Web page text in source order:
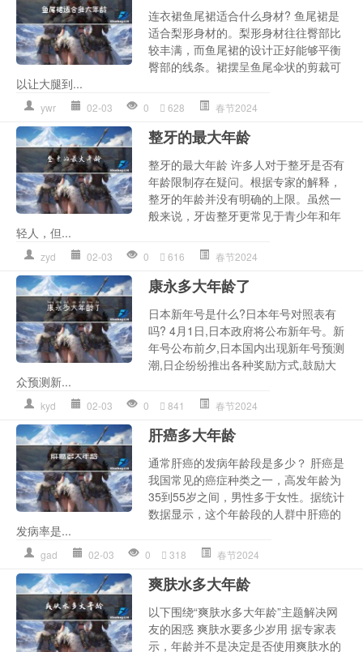
连衣裙鱼尾裙适合什么身材? 鱼尾裙是
适合梨形身材的。梨形身材往往臀部比
较丰满，而鱼尾裙的设计正好能够平衡
臀部的线条。裙摆呈鱼尾伞状的剪裁可
以让大腿到...
ywr 02-03 0 628 春节2024
整牙的最大年龄
整牙的最大年龄 许多人对于整牙是否有
年龄限制存在疑问。根据专家的解释，
整牙的年龄并没有明确的上限。虽然一
般来说，牙齿整牙更常见于青少年和年
轻人，但...
zyd 02-03 0 616 春节2024
康永多大年龄了
日本新年号是什么?日本年号对照表有
吗? 4月1日,日本政府将公布新年号。新
年号公布前夕,日本国内出现新年号预测
潮,日企纷纷推出各种奖励方式,鼓励大
众预测新...
kyd 02-03 0 841 春节2024
肝癌多大年龄
通常肝癌的发病年龄段是多少？ 肝癌是
我国常见的癌症种类之一，高发年龄为
35到55岁之间，男性多于女性。据统计
数据显示，这个年龄段的人群中肝癌的
发病率是...
gad 02-03 0 318 春节2024
爽肤水多大年龄
以下围绕“爽肤水多大年龄”主题解决网
友的困惑 爽肤水要多少岁用 据专家表
示，年龄并不是决定是否使用爽肤水的